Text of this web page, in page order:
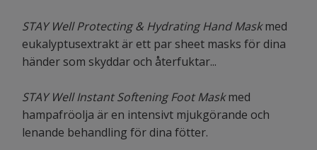
STAY Well Protecting & Hydrating Hand Maskmed
eukalyptusextrakt är ett par sheet masks för dina
händer som skyddar och återfuktar...
STAY Well Instant Softening Foot Maskmed
hampafröolja är en intensivt mjukgörande och
lenande behandling för dina fötter.